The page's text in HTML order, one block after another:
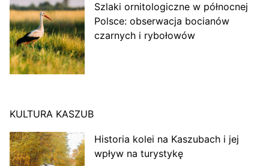
Szlaki ornitologiczne w północnej
Polsce: obserwacja bocianów
czarnych i rybołowów
KULTURA KASZUB
Historia kolei na Kaszubach i jej
wpływ na turystykę